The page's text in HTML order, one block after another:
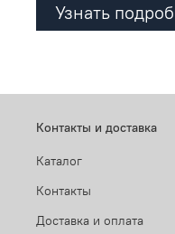
Узнать
Контакты и доставка
Каталог
Контакты
Доставка и оплата